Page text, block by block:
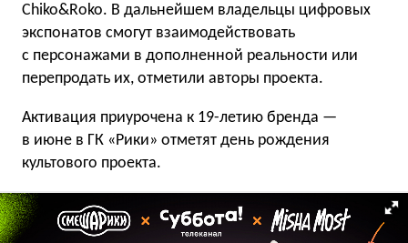
Chiko&Roko. В дальнейшем владельцы цифровых
экспонатов смогут взаимодействовать
с персонажами в дополненной реальности или
перепродать их, отметили авторы проекта.
Активация приурочена к 19-летию бренда —
в июне в ГК «Рики» отметят день рождения
культового проекта.